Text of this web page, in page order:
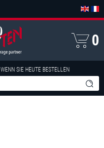
WENN SIE HEUTE BESTELLEN
0